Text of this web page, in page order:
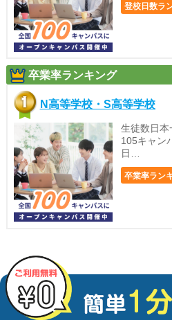
登校日数ラ
卒業率ランキング
N高等学校・S高等学校
生徒数日本
105キャン
日…
卒業率ラン